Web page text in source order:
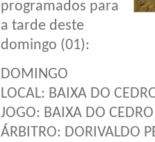
programados para
a tarde deste
domingo (01):
DOMINGO
LOCAL: BAIXA DO
JOGO: BAIXA DO
ÁRBITRO: DORIVALDO